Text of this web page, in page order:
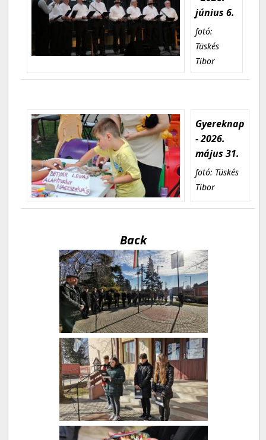
június 6.
fotó:
Tüskés
Tibor
Gyereknap
- 2026.
május 31.
fotó: Tüskés
Tibor
Back